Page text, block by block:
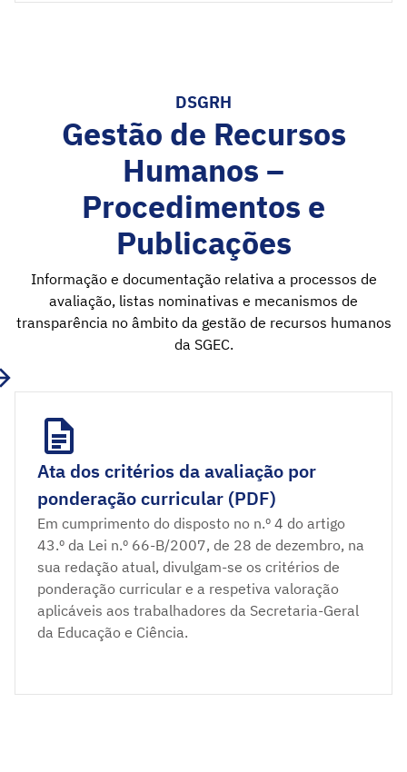
DSGRH
Gestão de Recursos
Humanos –
Procedimentos e
Publicações
Informação e documentação relativa a processos de
avaliação, listas nominativas e mecanismos de
transparência no âmbito da gestão de recursos humanos
da SGEC.
Ata dos critérios da avaliação por
ponderação curricular (PDF)
Em cumprimento do disposto no n.º 4 do artigo
43.º da Lei n.º 66-B/2007, de 28 de dezembro, na
sua redação atual, divulgam-se os critérios de
ponderação curricular e a respetiva valoração
aplicáveis aos trabalhadores da Secretaria-Geral
da Educação e Ciência.